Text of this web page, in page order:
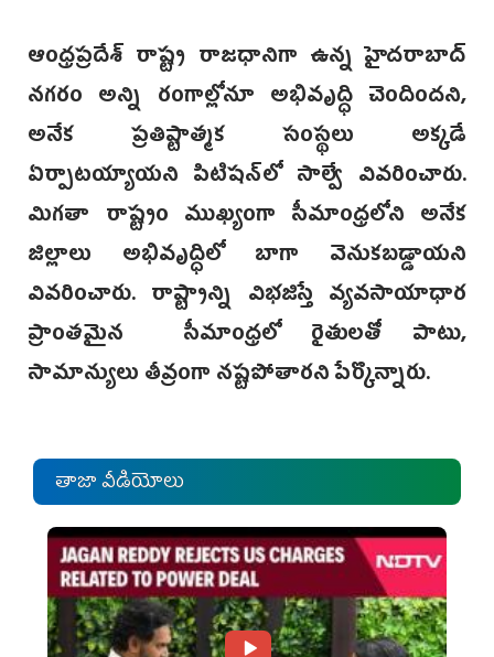
ఆంధ్రప్రదేశ్ రాష్ట్ర రాజధానిగా ఉన్న హైదరాబా‌ద్‌
నగరం అన్ని రంగాల్లోనూ అభివృద్ధి చెందిందని,
అనేక ప్రతిష్టాత్మక సంస్థలు అక్కడే
ఏర్పాటయ్యాయని పిటిషన్‌లో సాల్వే వివరించారు.
మిగతా రాష్ట్రం ముఖ్యంగా సీమాంధ్రలోని అనేక
జిల్లాలు అభివృద్ధిలో బాగా వెనుకబడ్డాయని
వివరించారు. రాష్ట్రాన్ని విభజిస్తే వ్యవసాయాధార
ప్రాంతమైన సీమాంధ్రలో రైతులతో పాటు,
సామాన్యులు తీవ్రంగా నష్టపోతారని పేర్కొన్నారు.
తాజా వీడియోలు